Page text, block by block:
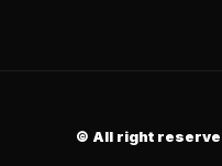
© All right